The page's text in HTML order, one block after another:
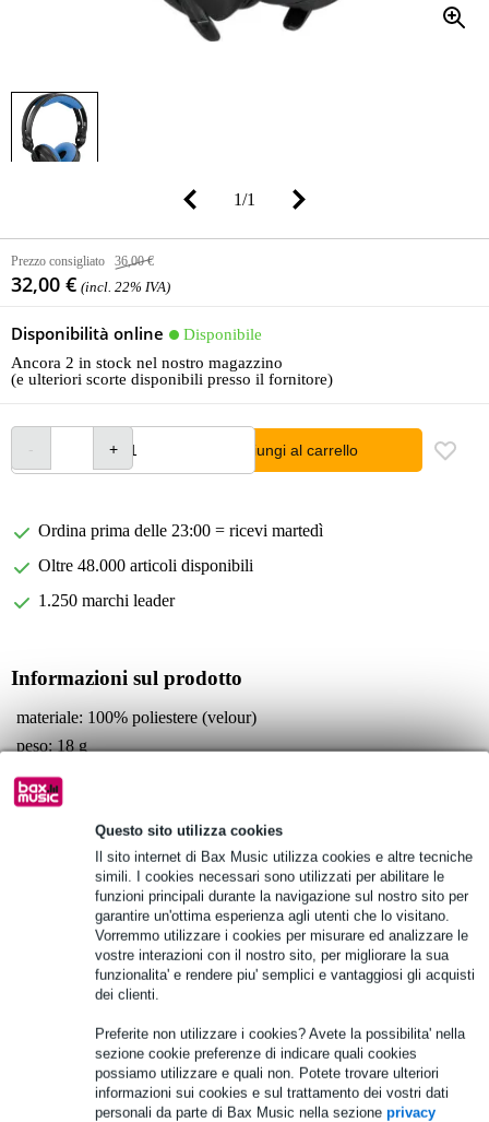
Questo sito utilizza cookies
Il sito internet di Bax Music utilizza cookies e altre tecniche
simili. I cookies necessari sono utilizzati per abilitare le
funzioni principali durante la navigazione sul nostro sito per
garantire un'ottima esperienza agli utenti che lo visitano.
Vorremmo utilizzare i cookies per misurare ed analizzare le
vostre interazioni con il nostro sito, per migliorare la sua
funzionalita' e rendere piu' semplici e vantaggiosi gli acquisti
dei clienti.
Preferite non utilizzare i cookies? Avete la possibilita' nella
sezione cookie preferenze di indicare quali cookies
possiamo utilizzare e quali non. Potete trovare ulteriori
informazioni sui cookies e sul trattamento dei vostri dati
personali da parte di Bax Music nella sezione privacy
1/1
Prezzo consigliato 36,00 €
32,00 € (incl. 22% IVA)
Disponibilità online
Disponibile
Ancora 2 in stock nel nostro magazzino
(e ulteriori scorte disponibili presso il fornitore)
Aggiungi al carrello
Ordina prima delle 23:00 = ricevi martedì
Oltre 48.000 articoli disponibili
1.250 marchi leader
Informazioni sul prodotto
materiale: 100% poliestere (velour)
peso: 18 g
adatto per:
Sennheiser HD25
Sennheiser HD25-13
Sennheiser HD25 SP
Specifiche complete
Vedi anche (7)